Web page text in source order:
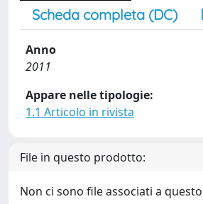
Scheda completa (DC)
Anno
2011
Appare nelle tipologie:
1.1 Articolo in rivista
File in questo prodotto:
Non ci sono file associati a